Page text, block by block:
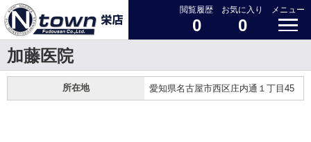
閲覧履歴
0
お気に入り
0
メニュー
加藤医院
所在地 愛知県名古屋市西区庄内通１丁目45